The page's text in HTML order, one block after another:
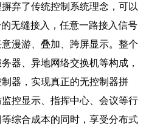
弃了传统控制系统理念，可以
无缝接入，任意一路接入信号
漫游、叠加、跨屏显示。整个
器、异地网络交换机等构成，
器，实现真正的无控制器拼
控显示、指挥中心、会议等行
综合成本的同时，享受分布式